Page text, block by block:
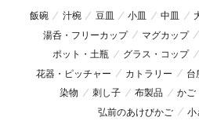
飯碗 汁椀 豆皿 小皿 中皿
湯呑・フリーカップ
マグカップ
ポット・土瓶
グラス・コップ
花器・ピッチャー
カトラリー 台
染物
刺し子 布製品
かご
弘前のあけびかご
小